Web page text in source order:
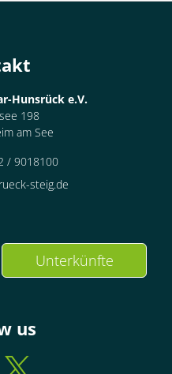
Hunsrück e.V.
198
am See
/ 9018100
steig.de
Unterkünfte
us